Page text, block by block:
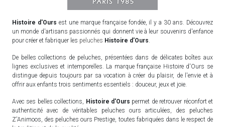
Histoire d'Ours est une marque française fondée, il y a 30 ans. Découvrez
un monde d'artisans passionnés qui donnent vie à leur souvenirs d'enfance
pour créer et fabriquer les peluches Histoire d'Ours
De belles collections de peluches, présentées dans de délicates boîtes aux
lignes exclusives et intemporelles. La marque française Histoire d'Ours se
distingue depuis toujours par sa vocation à créer du plaisir, de l'envie et à
offrir aux enfants trois sentiments essentiels : douceur, jeux et joie.
Avec ses belles collections, Histoire d'Ours permet de retrouver réconfort et
authenticité avec de véritables peluches ours articulées, des peluches
Z'Animoos, des peluches ours Prestige, toutes fabriquées dans le respect de